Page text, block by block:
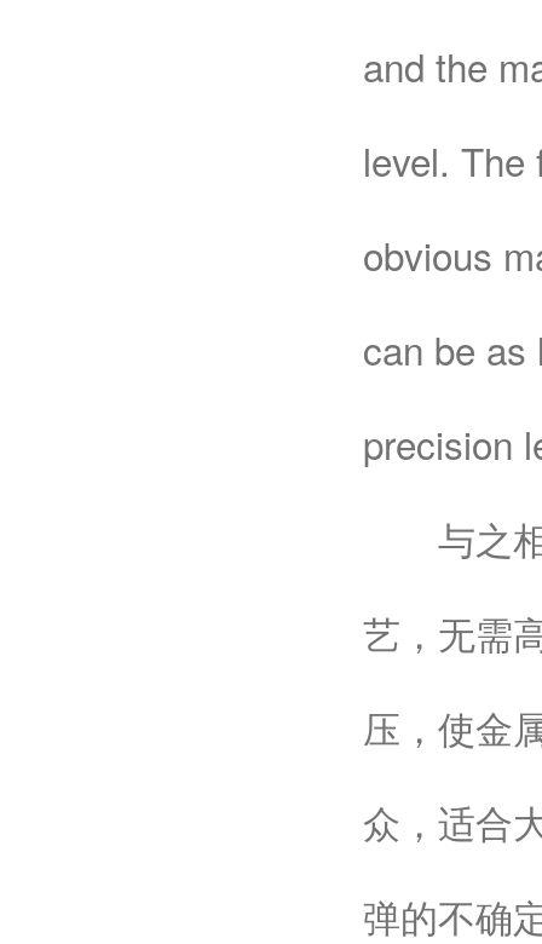
and the
level. The
obvious
can be as
precision
与之相
艺，无需
压，使金
众，适合
弹的不确